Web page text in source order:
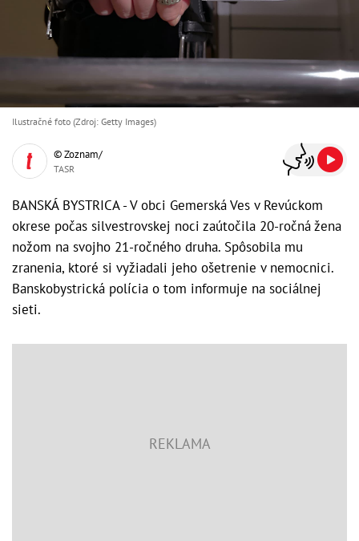
Ilustračné foto (Zdroj: Getty Images)
© Zoznam/
TASR
BANSKÁ BYSTRICA - V obci Gemerská Ves v Revúckom
okrese počas silvestrovskej noci zaútočila 20-ročná žena
nožom na svojho 21-ročného druha. Spôsobila mu
zranenia, ktoré si vyžiadali jeho ošetrenie v nemocnici.
Banskobystrická polícia o tom informuje na sociálnej
sieti.